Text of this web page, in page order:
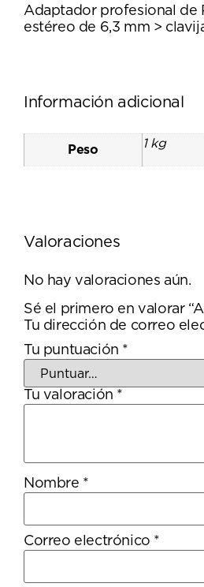
Adaptador profesional de
estéreo de 6,3 mm >
Información adicional
Peso 1 kg
Valoraciones
No hay valoraciones aún.
Sé el primero en valorar
Tu dirección de correo
Tu puntuación *
Tu valoración *
Nombre *
Correo electrónico *